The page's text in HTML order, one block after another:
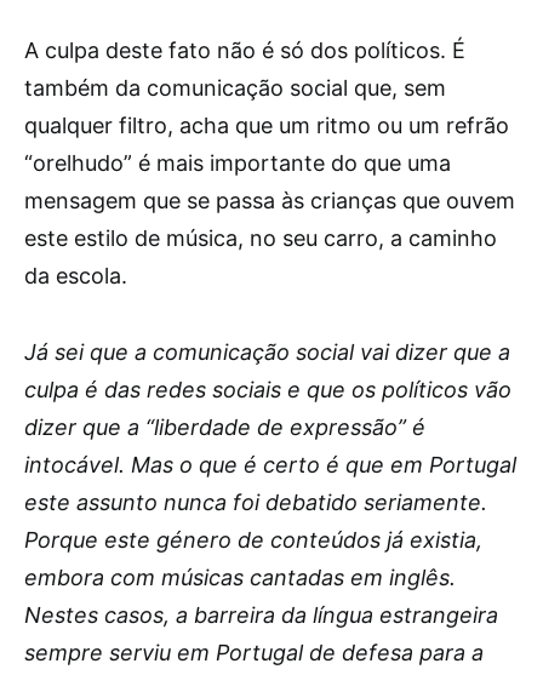
A culpa deste fato não é só dos políticos. É
também da comunicação social que, sem
qualquer filtro, acha que um ritmo ou um refrão
“orelhudo” é mais importante do que uma
mensagem que se passa às crianças que ouvem
este estilo de música, no seu carro, a caminho
da escola.
Já sei que a comunicação social vai dizer que a
culpa é das redes sociais e que os políticos vão
dizer que a “liberdade de expressão” é
intocável. Mas o que é certo é que em Portugal
este assunto nunca foi debatido seriamente.
Porque este género de conteúdos já existia,
embora com músicas cantadas em inglês.
Nestes casos, a barreira da língua estrangeira
sempre serviu em Portugal de defesa para a